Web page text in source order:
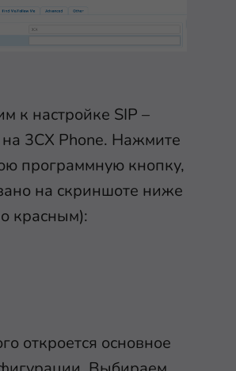
к настройке SIP –
на 3CX Phone. Нажмите
программную кнопку,
на скриншоте ниже
красным):
откроется основное